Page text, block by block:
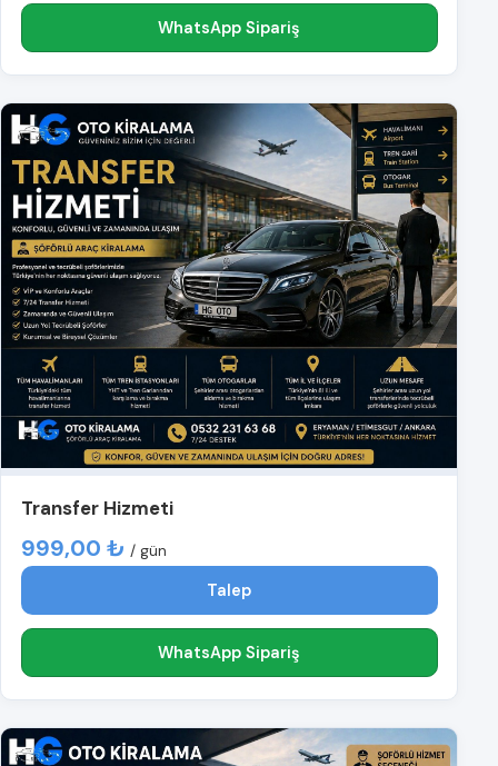
WhatsApp Sipariş
Transfer Hizmeti
999,00 ₺ / gün
Talep
WhatsApp Sipariş